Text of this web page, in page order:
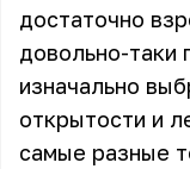
достаточно
довольно-таки
изначально
открытости и
самые разные